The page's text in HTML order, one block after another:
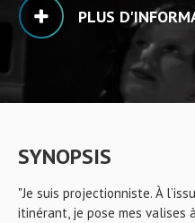
PLUS
SYNOPSIS
"Je suis projectionniste. À
itinérant, je pose mes valises